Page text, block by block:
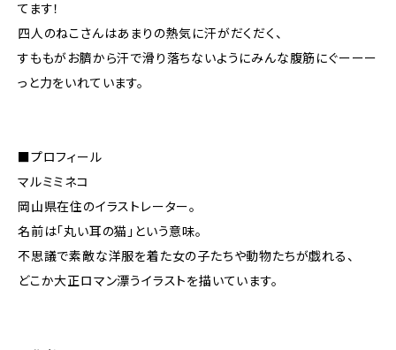
てます！
四人のねこさんはあまりの熱気に汗がだくだく、
すももがお臍から汗で滑り落ちないようにみんな腹筋にぐーーー
っと力をいれています。
■プロフィール
マルミミネコ
岡山県在住のイラストレーター。
名前は「丸い耳の猫」という意味。
不思議で素敵な洋服を着た女の子たちや動物たちが戯れる、
どこか大正ロマン漂うイラストを描いています。